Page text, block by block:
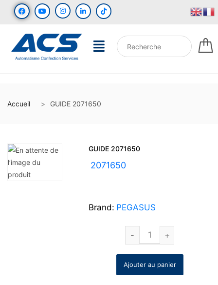
Accueil GUIDE 2071650
GUIDE 2071650
2071650
Brand: PEGASUS
Ajouter au panier